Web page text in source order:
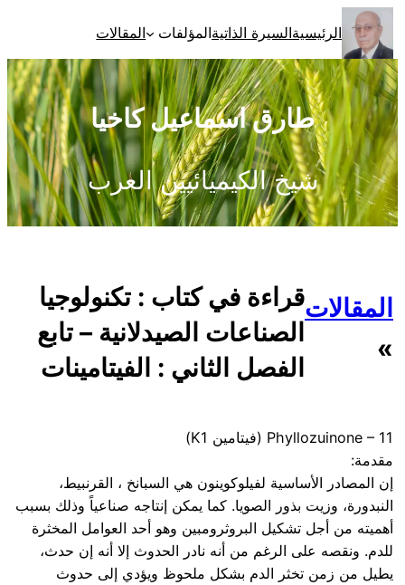
تخطى
إلى
المحتوى
الرئيسيةالسيرة الذاتيةالمؤلفات المقالات
طارق اسماعيل كاخيا
شيخ الكيميائيين العرب
المقالات
»
قراءة في كتاب : تكنولوجيا
الصناعات الصيدلانية – تابع
الفصل الثاني : الفيتامينات
Phyllozuinone – 11 (فيتامين K1)
مقدمة:
إن المصادر الأساسية لفيلوكوينون هي السبانخ ، القرنبيط،
النبدورة، وزيت بذور الصويا. كما يمكن إنتاجه صناعياً وذلك بسبب
أهميته من أجل تشكيل البروثرومبين وهو أحد العوامل المخثرة
للدم. ونقصه على الرغم من أنه نادر الحدوث إلا أنه إن حدث،
يطيل من زمن تخثر الدم بشكل ملحوظ ويؤدي إلى حدوث